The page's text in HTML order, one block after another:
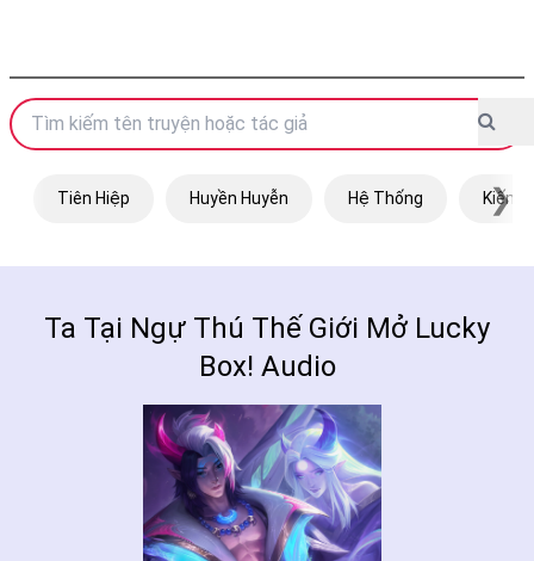
Tiên Hiệp Huyền Huyễn Hệ Thống Kiếm
❯
Ta Tại Ngự Thú Thế Giới Mở Lucky
Box! Audio